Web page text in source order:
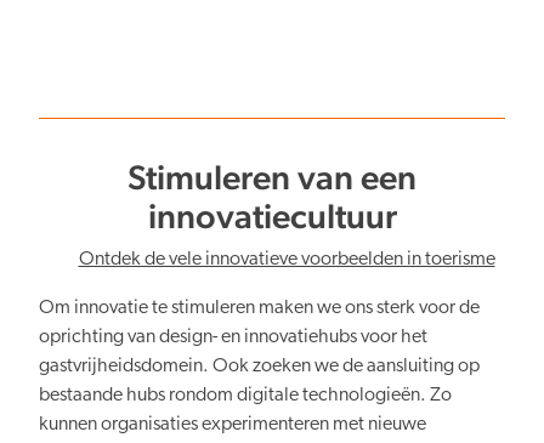
Stimuleren van een
innovatiecultuur
Ontdek de vele innovatieve voorbeelden in toerisme
Om innovatie te stimuleren maken we ons sterk voor de
oprichting van design- en innovatiehubs voor het
gastvrijheidsdomein. Ook zoeken we de aansluiting op
bestaande hubs rondom digitale technologieën. Zo
kunnen organisaties experimenteren met nieuwe